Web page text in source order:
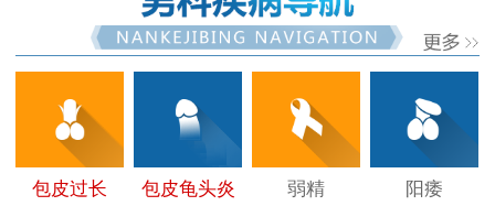
包皮过长 包皮龟头炎 弱精 阳痿